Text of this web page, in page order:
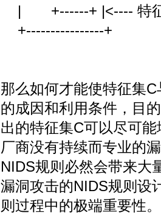
| +------+ |<---- 特征
+----------------+
那么如何才能使特征集
的成因和利用条件，目
出的特征集C可以尽可
厂商没有持续而专业的
NIDS规则必然会带来大
漏洞攻击的NIDS规则设
则过程中的极端重要性。